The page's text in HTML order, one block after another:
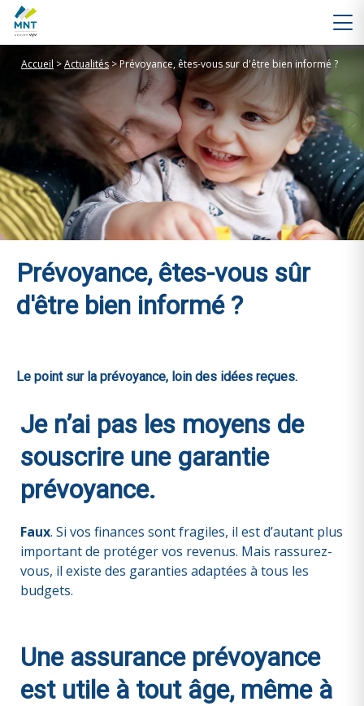
Accueil >Actualités>Prévoyance, êtes-vous sur d'être bien informé ?
Prévoyance, êtes-vous sûr
d'être bien informé ?
Le point sur la prévoyance, loin des idées reçues.
Je n’ai pas les moyens de
souscrire une garantie
prévoyance.
Faux. Si vos finances sont fragiles, il est d’autant plus
important de protéger vos revenus. Mais rassurez-
vous, il existe des garanties adaptées à tous les
budgets.
Une assurance prévoyance
est utile à tout âge, même à